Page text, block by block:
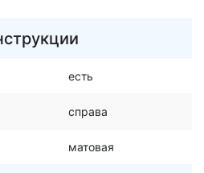
есть
справа
матовая